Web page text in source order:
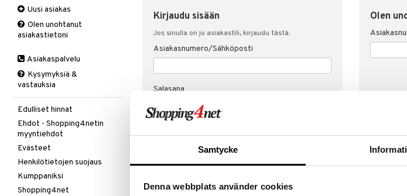
Samtycke
Denna webbplats använder cookies
Kirjaudu sisään
Jos sinulla on jo asiakastili, kirjaudu tästä.
Asiakasnumero/Sähköposti
Salasana
Olen
Uusi asiakas
Olen unohtanut
asiakastietoni
Asiakaspalvelu
Kysymyksiä &
vastauksia
Edulliset hinnat
Ehdot - Shopping4netin
myyntiehdot
Evästeet
Henkilötietojen suojaus
Kumppaniksi
Shopping4net